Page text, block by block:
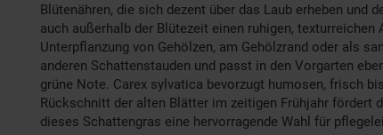
Blütenähren, die sich dezent über das Laub erheben
auch außerhalb der Blütezeit einen ruhigen,
Unterpflanzung von Gehölzen, am Gehölzrand oder als
anderen Schattenstauden und passt in den Vorgarten
grüne Note. Carex sylvatica bevorzugt humosen, frisch
Rückschnitt der alten Blätter im zeitigen Frühjahr fördert
dieses Schattengras eine hervorragende Wahl für